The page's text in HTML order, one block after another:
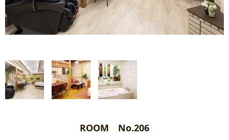
ROOM No.206